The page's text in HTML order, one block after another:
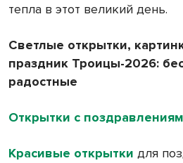
тепла в этот великий день.
Светлые открытки,
праздник Троицы-2026:
радостные
Открытки с
Красивые открытки для